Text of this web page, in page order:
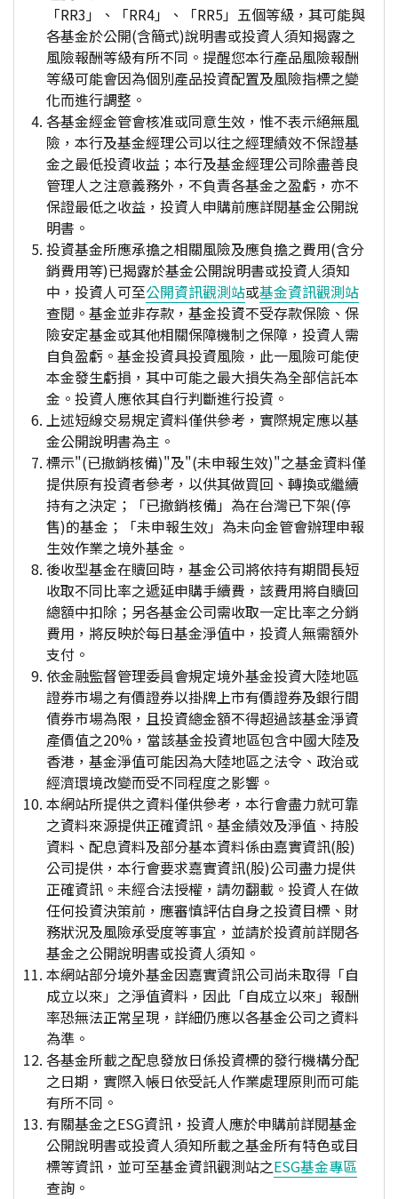
「RR3」、「RR4」、「RR5」五個等級，其可能與
各基金於公開(含簡式)說明書或投資人須知揭露之
風險報酬等級有所不同。提醒您本行產品風險報酬
等級可能會因為個別產品投資配置及風險指標之變
化而進行調整。
各基金經金管會核准或同意生效，惟不表示絕無風
險，本行及基金經理公司以往之經理績效不保證基
金之最低投資收益；本行及基金經理公司除盡善良
管理人之注意義務外，不負責各基金之盈虧，亦不
保證最低之收益，投資人申購前應詳閱基金公開說
明書。
投資基金所應承擔之相關風險及應負擔之費用(含分
銷費用等)已揭露於基金公開說明書或投資人須知
中，投資人可至公開資訊觀測站或基金資訊觀測站
查閱。基金並非存款，基金投資不受存款保險、保
險安定基金或其他相關保障機制之保障，投資人需
自負盈虧。基金投資具投資風險，此一風險可能使
本金發生虧損，其中可能之最大損失為全部信託本
金。投資人應依其自行判斷進行投資。
上述短線交易規定資料僅供參考，實際規定應以基
金公開說明書為主。
標示"(已撤銷核備)"及"(未申報生效)"之基金資料僅
提供原有投資者參考，以供其做買回、轉換或繼續
持有之決定；「已撤銷核備」為在台灣已下架(停
售)的基金；「未申報生效」為未向金管會辦理申報
生效作業之境外基金。
後收型基金在贖回時，基金公司將依持有期間長短
收取不同比率之遞延申購手續費，該費用將自贖回
總額中扣除；另各基金公司需收取一定比率之分銷
費用，將反映於每日基金淨值中，投資人無需額外
支付。
依金融監督管理委員會規定境外基金投資大陸地區
證券市場之有價證券以掛牌上市有價證券及銀行間
債券市場為限，且投資總金額不得超過該基金淨資
產價值之20%，當該基金投資地區包含中國大陸及
香港，基金淨值可能因為大陸地區之法令、政治或
經濟環境改變而受不同程度之影響。
本網站所提供之資料僅供參考，本行會盡力就可靠
之資料來源提供正確資訊。基金績效及淨值、持股
資料、配息資料及部分基本資料係由嘉實資訊(股)
公司提供，本行會要求嘉實資訊(股)公司盡力提供
正確資訊。未經合法授權，請勿翻載。投資人在做
任何投資決策前，應審慎評估自身之投資目標、財
務狀況及風險承受度等事宜，並請於投資前詳閱各
基金之公開說明書或投資人須知。
本網站部分境外基金因嘉實資訊公司尚未取得「自
成立以來」之淨值資料，因此「自成立以來」報酬
率恐無法正常呈現，詳細仍應以各基金公司之資料
為準。
各基金所載之配息發放日係投資標的發行機構分配
之日期，實際入帳日依受託人作業處理原則而可能
有所不同。
有關基金之ESG資訊，投資人應於申購前詳閱基金
公開說明書或投資人須知所載之基金所有特色或目
標等資訊，並可至基金資訊觀測站之ESG基金專區
查詢。